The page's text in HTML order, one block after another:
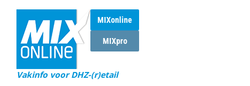
MIXonline
MIXpro
Vakinfo voor DHZ-(r)etail